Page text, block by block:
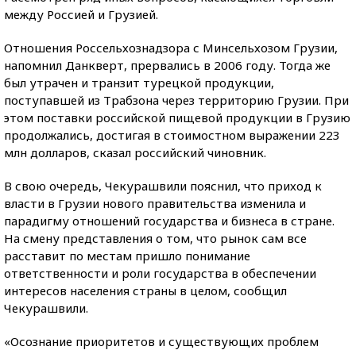
между Россией и Грузией.
Отношения Россельхознадзора с Минсельхозом Грузии,
напомнил Данкверт, прервались в 2006 году. Тогда же
был утрачен и транзит турецкой продукции,
поступавшей из Трабзона через территорию Грузии. При
этом поставки российской пищевой продукции в Грузию
продолжались, достигая в стоимостном выражении 223
млн долларов, сказал российский чиновник.
В свою очередь, Чекурашвили пояснил, что приход к
власти в Грузии нового правительства изменила и
парадигму отношений государства и бизнеса в стране.
На смену представления о том, что рынок сам все
расставит по местам пришло понимание
ответственности и роли государства в обеспечении
интересов населения страны в целом, сообщил
Чекурашвили.
«Осознание приоритетов и существующих проблем